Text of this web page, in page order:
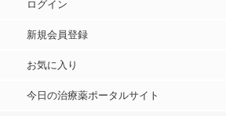
ログイン
新規会員登録
お気に入り
今日の治療薬ポータルサイト